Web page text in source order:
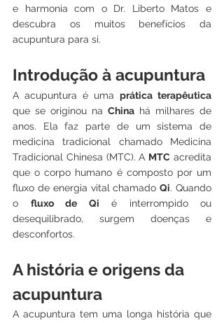
e harmonia com o Dr. Liberto Matos e
descubra os muitos benefícios da
acupuntura para si.
Introdução à acupuntura
A acupuntura é uma prática terapêutica
que se originou na China há milhares de
anos. Ela faz parte de um sistema de
medicina tradicional chamado Medicina
Tradicional Chinesa (MTC). A MTC acredita
que o corpo humano é composto por um
fluxo de energia vital chamado Qi. Quando
o fluxo de Qi é interrompido ou
desequilibrado, surgem doenças e
desconfortos.
A história e origens da
acupuntura
A acupuntura tem uma longa história que